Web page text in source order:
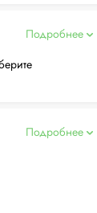
Подробнее
Подробнее